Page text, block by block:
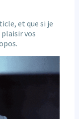
et que si je
plaisir vos